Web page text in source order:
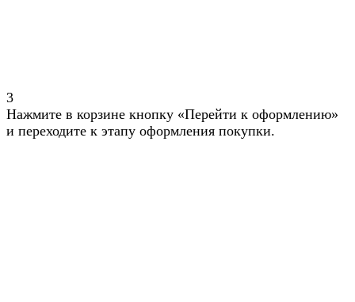
3
Нажмите в корзине кнопку «Перейти к оформлению»
и переходите к этапу оформления покупки.